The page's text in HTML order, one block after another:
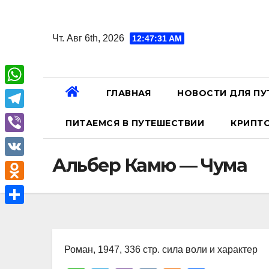
Чт. Авг 6th, 2026 12:47:32 AM
ГЛАВНАЯ НОВОСТИ ДЛЯ
ПИТАЕМСЯ В ПУТЕШЕСТВИИ
Альбер Камю — Чума
Роман, 1947, 336 стр. сила воли и характер
W
h
a
A
T
e
l
e
g
V
i
b
e
V
K
O